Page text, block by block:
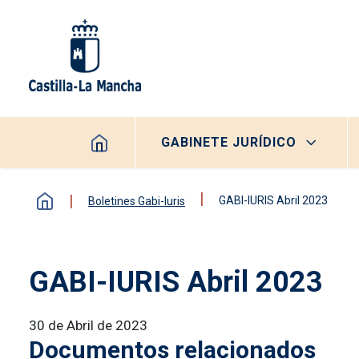
Navegación principal
GABINETE JURÍDICO
Boletines Gabi-Iuris GABI-IURIS Abril 2023
GABI-IURIS Abril 2023
30 de Abril de 2023
Documentos relacionados